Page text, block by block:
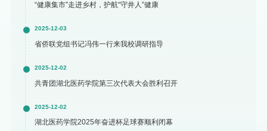
“健康集市”走进乡村，护航“守井人”健康
2025-12-03
省侨联党组书记冯伟一行来我校调研指导
2025-12-02
共青团湖北医药学院第三次代表大会胜利召开
2025-12-02
湖北医药学院2025年奋进杯足球赛顺利闭幕